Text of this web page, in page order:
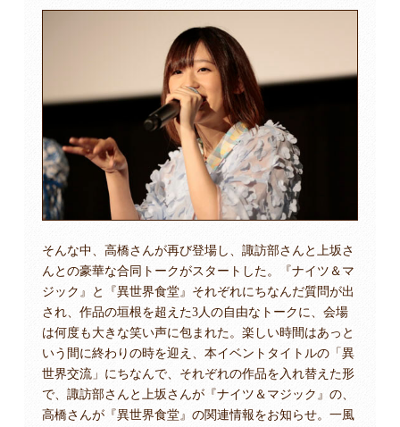
そんな中、高橋さんが再び登場し、諏訪部さんと上坂さ
んとの豪華な合同トークがスタートした。『ナイツ＆マ
ジック』と『異世界食堂』それぞれにちなんだ質問が出
され、作品の垣根を超えた3人の自由なトークに、会場
は何度も大きな笑い声に包まれた。楽しい時間はあっと
いう間に終わりの時を迎え、本イベントタイトルの「異
世界交流」にちなんで、それぞれの作品を入れ替えた形
で、諏訪部さんと上坂さんが『ナイツ＆マジック』の、
高橋さんが『異世界食堂』の関連情報をお知らせ。一風